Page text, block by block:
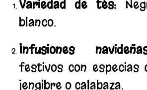
Variedad de tés:
blanco.
Infusiones
festivos con especias
jengibre o calabaza.